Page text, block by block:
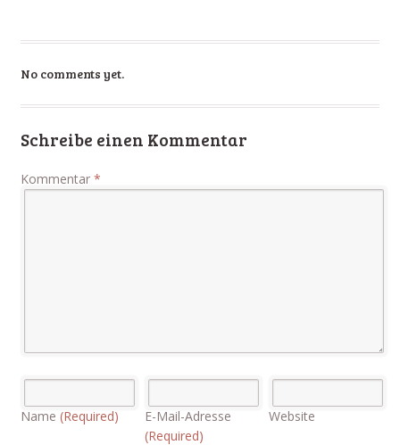
No comments yet.
Schreibe einen Kommentar
Kommentar *
Name (Required)
E-Mail-Adresse
(Required)
Website